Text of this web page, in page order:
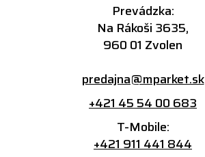
Prevádzka:
Na Rákoši 3635,
960 01 Zvolen
predajna@mparket.sk
+421 45 54 00 683
T-Mobile:
+421 911 441 844